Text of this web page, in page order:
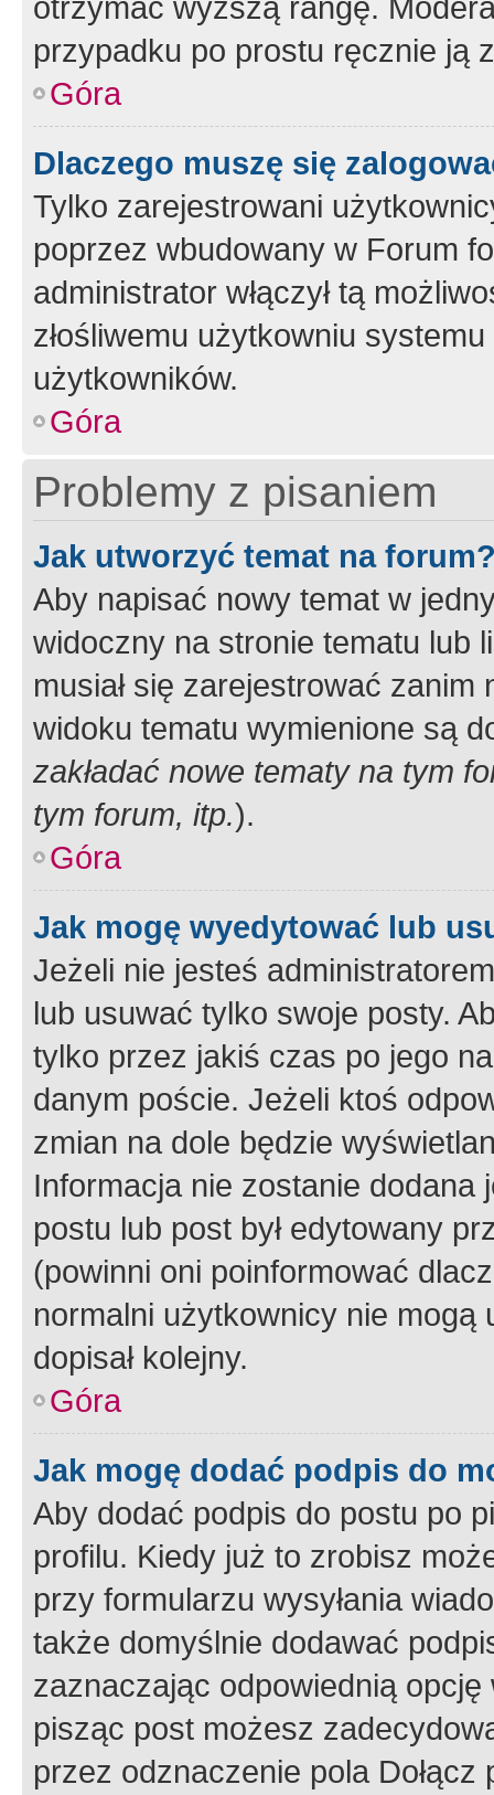
przypadku po prostu ręcznie ją
Góra
Dlaczego muszę się
Tylko zarejestrowani
poprzez wbudowany w Forum
administrator włączył tą
złośliwemu użytkowniu
użytkowników.
Góra
Problemy z pisaniem
Jak utworzyć temat na
Aby napisać nowy temat w
widoczny na stronie tematu lub
musiał się zarejestrować
widoku tematu wymienione są
zakładać nowe tematy na tym
tym forum, itp.).
Góra
Jak mogę wyedytować lub
Jeżeli nie jesteś
lub usuwać tylko swoje posty.
tylko przez jakiś czas po jego
danym poście. Jeżeli ktoś
zmian na dole będzie
Informacja nie zostanie dodana
postu lub post był edytowany
(powinni oni poinformować
normalni użytkownicy nie
dopisał kolejny.
Góra
Jak mogę dodać podpis do
Aby dodać podpis do postu po
profilu. Kiedy już to zrobisz
przy formularzu wysyłania
także domyślnie dodawać
zaznaczając odpowiednią
pisząc post możesz
przez odznaczenie pola